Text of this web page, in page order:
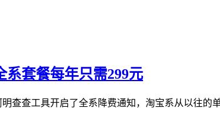
系套餐每年只需299元
查查工具开启了全系降费通知，淘宝系从以往